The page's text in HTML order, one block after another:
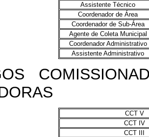
Assistente Técnico
Coordenador de Área
Coordenador de Sub-Área
Agente de Coleta Municipal
Coordenador Administrativo
Assistente Administrativo
CCT V
CCT IV
CCT III